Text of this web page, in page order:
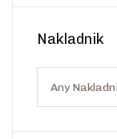
Nakladnik